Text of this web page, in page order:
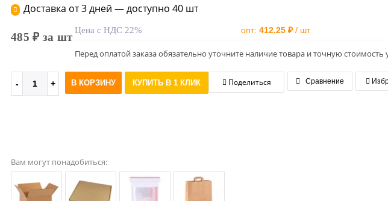
Доставка от 3 дней — доступно 40 шт
485 ₽ за шт
Цена с НДС 22% опт:412.25 ₽/ шт
Перед оплатой заказа обязательно уточните наличие товара и точную
В КОРЗИНУ КУПИТЬ В 1 КЛИК Поделиться Сравнение
Вам могут понадобиться: